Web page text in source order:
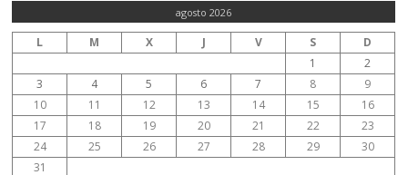
agosto 2026
L M X J V S
D
1
2
3
4 5 6 7 8
9
10
11 12 13 14 15
16
17
18 19 20 21 22
23
24
25 26 27 28 29
30
31